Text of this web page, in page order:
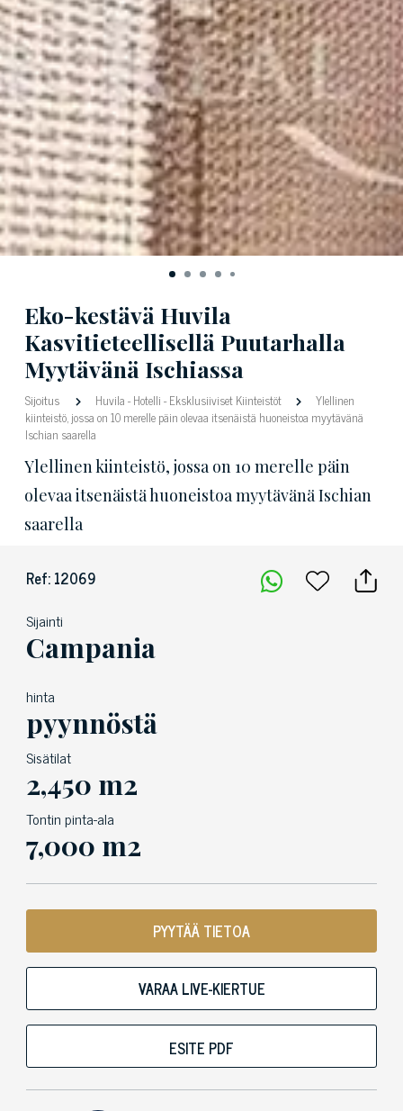
Eko-kestävä Huvila
Kasvitieteellisellä Puutarhalla
Myytävänä Ischiassa
Sijoitus Huvila-Hotelli-Eksklusiiviset Kiinteistöt
Ylellinen
kiinteistö, jossa on 10 merelle päin olevaa itsenäistä huoneistoa myytävänä
Ischian saarella
Ylellinen kiinteistö, jossa on 10 merelle päin
olevaa itsenäistä huoneistoa myytävänä Ischian
saarella
Ref: 12069
Sijainti
Campania
hinta
pyynnöstä
Sisätilat
2,450 m2
Tontin pinta-ala
7,000 m2
PYYTÄÄ TIETOA
VARAA LIVE-KIERTUE
ESITE PDF